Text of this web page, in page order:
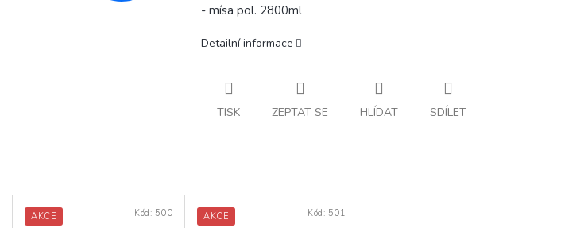
- mísa pol. 2800ml
Detailní informace
TISK ZEPTAT SE HLÍDAT SDÍLET
AKCE Kód: 500 AKCE Kód: 501